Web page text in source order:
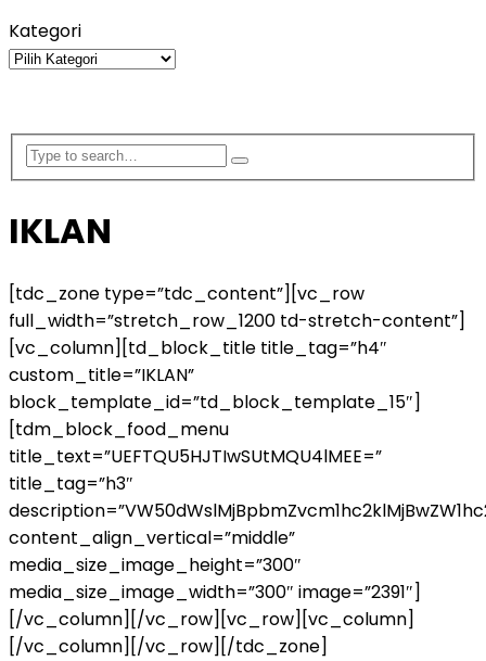
Kategori
Kategori
IKLAN
[tdc_zone type=”tdc_content”][vc_row
full_width=”stretch_row_1200 td-stretch-content”]
[vc_column][td_block_title title_tag=”h4″
custom_title=”IKLAN”
block_template_id=”td_block_template_15″]
[tdm_block_food_menu
title_text=”UEFTQU5HJTIwSUtMQU4lMEE=”
title_tag=”h3″
content_align_vertical=”middle”
media_size_image_height=”300″
media_size_image_width=”300″ image=”2391″]
[/vc_column][/vc_row][vc_row][vc_column]
[/vc_column][/vc_row][/tdc_zone]